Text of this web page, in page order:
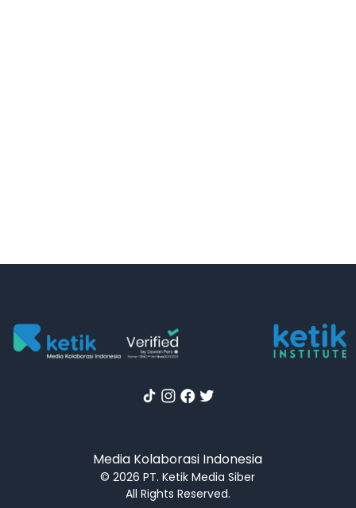
Media Kolaborasi Indonesia
© 2026 PT. Ketik Media Siber
All Rights Reserved.